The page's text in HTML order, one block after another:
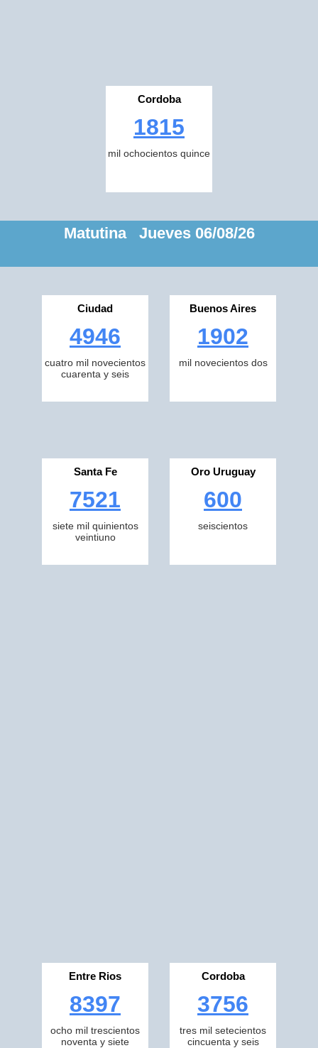
Cordoba
1815
mil ochocientos quince
Matutina Jueves 06/08/26
Ciudad
4946
cuatro mil novecientos
cuarenta y seis
Buenos Aires
1902
mil novecientos dos
Santa Fe
7521
siete mil quinientos
veintiuno
Oro Uruguay
600
seiscientos
Entre Rios
8397
ocho mil trescientos
noventa y siete
Cordoba
3756
tres mil setecientos
cincuenta y seis